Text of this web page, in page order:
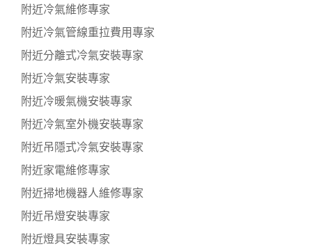
附近冷氣維修專家
附近冷氣管線重拉費用專家
附近分離式冷氣安裝專家
附近冷氣安裝專家
附近冷暖氣機安裝專家
附近冷氣室外機安裝專家
附近吊隱式冷氣安裝專家
附近家電維修專家
附近掃地機器人維修專家
附近吊燈安裝專家
附近燈具安裝專家